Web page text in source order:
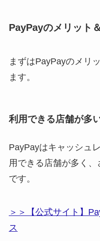
PayPayのメリット
まずはPayPayのメリ
ます。
利用できる店舗が多
PayPayはキャッシュ
用できる店舗が多く
です。
＞＞【公式サイト】
ス